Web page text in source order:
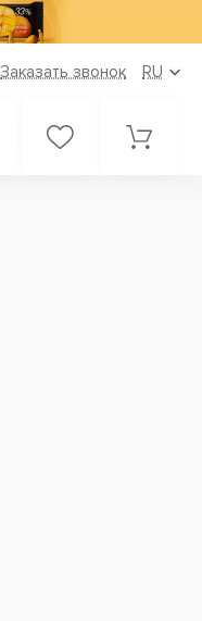
Заказать звонок RU